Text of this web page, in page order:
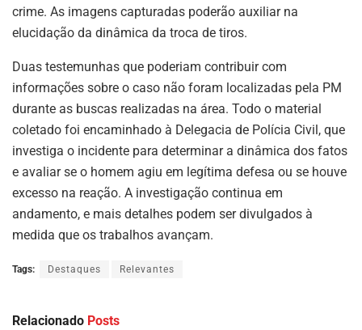
crime. As imagens capturadas poderão auxiliar na
elucidação da dinâmica da troca de tiros.
Duas testemunhas que poderiam contribuir com
informações sobre o caso não foram localizadas pela PM
durante as buscas realizadas na área. Todo o material
coletado foi encaminhado à Delegacia de Polícia Civil, que
investiga o incidente para determinar a dinâmica dos fatos
e avaliar se o homem agiu em legítima defesa ou se houve
excesso na reação. A investigação continua em
andamento, e mais detalhes podem ser divulgados à
medida que os trabalhos avançam.
Tags: Destaques Relevantes
Relacionado Posts